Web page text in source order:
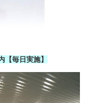
毎日実施】